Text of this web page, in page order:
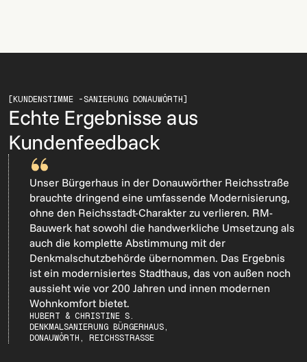
[KUNDENSTIMME -SANIERUNG DONAUWÖRTH]
Echte Ergebnisse aus
Kundenfeedback
Unser Bürgerhaus in der Donauwörther Reichsstraße
brauchte dringend eine umfassende Modernisierung,
ohne den Reichsstadt-Charakter zu verlieren. RM-
Bauwerk hat sowohl die handwerkliche Umsetzung als
auch die komplette Abstimmung mit der
Denkmalschutzbehörde übernommen. Das Ergebnis
ist ein modernisiertes Stadthaus, das von außen noch
aussieht wie vor 200 Jahren und innen modernen
Wohnkomfort bietet.
HUBERT & CHRISTINE S.
DENKMALSANIERUNG BÜRGERHAUS,
DONAUWÖRTH, REICHSSTRASSE